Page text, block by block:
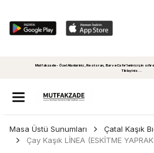
Mutfakzade - Özel Alanlariniz, Restoran, Bar ve Cafe'leriniz için
Tiklayiniz...
Masa Üstü Sunumları
Çatal Kaşık
Çay Kaşık LİNEA (ESKİTME